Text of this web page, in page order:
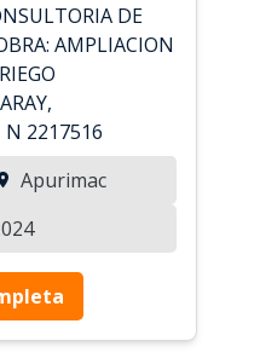
DE
AMPLIACION
N 2217516
Apurimac